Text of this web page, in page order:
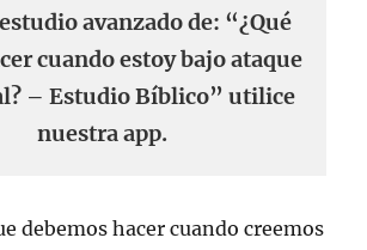
avanzado de: “¿Qué
cuando estoy bajo ataque
– Estudio Bíblico” utilice
nuestra app.
debemos hacer cuando creemos